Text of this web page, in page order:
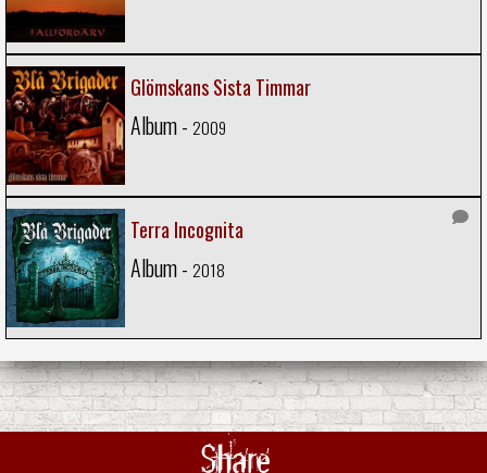
Glömskans Sista Timmar
Album - 2009
Terra Incognita
Album - 2018
Share